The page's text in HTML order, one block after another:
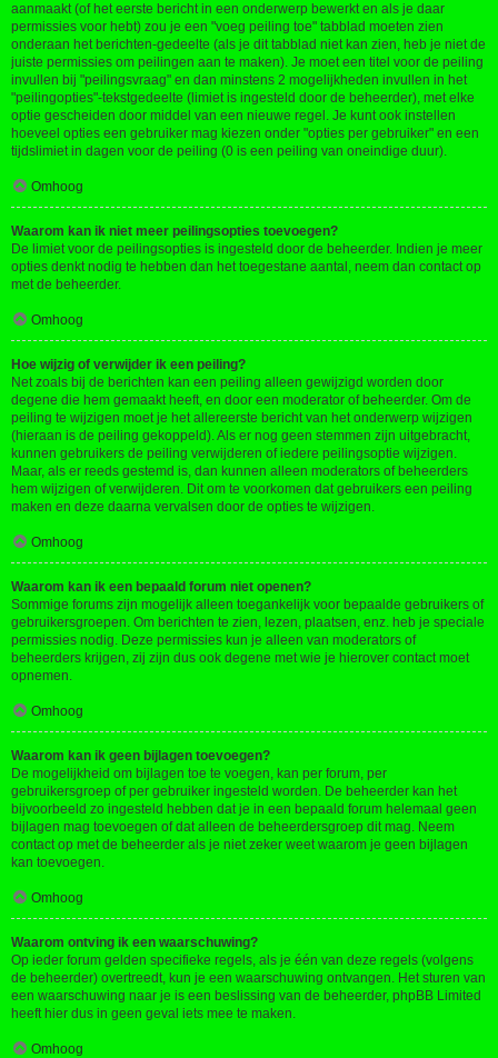
aanmaakt (of het eerste bericht in een onderwerp bewerkt en als je daar
permissies voor hebt) zou je een "voeg peiling toe" tabblad moeten zien
onderaan het berichten-gedeelte (als je dit tabblad niet kan zien, heb je niet de
juiste permissies om peilingen aan te maken). Je moet een titel voor de peiling
invullen bij "peilingsvraag" en dan minstens 2 mogelijkheden invullen in het
"peilingopties"-tekstgedeelte (limiet is ingesteld door de beheerder), met elke
optie gescheiden door middel van een nieuwe regel. Je kunt ook instellen
hoeveel opties een gebruiker mag kiezen onder "opties per gebruiker" en een
tijdslimiet in dagen voor de peiling (0 is een peiling van oneindige duur).
Omhoog
Waarom kan ik niet meer peilingsopties toevoegen?
De limiet voor de peilingsopties is ingesteld door de beheerder. Indien je meer
opties denkt nodig te hebben dan het toegestane aantal, neem dan contact op
met de beheerder.
Omhoog
Hoe wijzig of verwijder ik een peiling?
Net zoals bij de berichten kan een peiling alleen gewijzigd worden door
degene die hem gemaakt heeft, en door een moderator of beheerder. Om de
peiling te wijzigen moet je het allereerste bericht van het onderwerp wijzigen
(hieraan is de peiling gekoppeld). Als er nog geen stemmen zijn uitgebracht,
kunnen gebruikers de peiling verwijderen of iedere peilingsoptie wijzigen.
Maar, als er reeds gestemd is, dan kunnen alleen moderators of beheerders
hem wijzigen of verwijderen. Dit om te voorkomen dat gebruikers een peiling
maken en deze daarna vervalsen door de opties te wijzigen.
Omhoog
Waarom kan ik een bepaald forum niet openen?
Sommige forums zijn mogelijk alleen toegankelijk voor bepaalde gebruikers of
gebruikersgroepen. Om berichten te zien, lezen, plaatsen, enz. heb je speciale
permissies nodig. Deze permissies kun je alleen van moderators of
beheerders krijgen, zij zijn dus ook degene met wie je hierover contact moet
opnemen.
Omhoog
Waarom kan ik geen bijlagen toevoegen?
De mogelijkheid om bijlagen toe te voegen, kan per forum, per
gebruikersgroep of per gebruiker ingesteld worden. De beheerder kan het
bijvoorbeeld zo ingesteld hebben dat je in een bepaald forum helemaal geen
bijlagen mag toevoegen of dat alleen de beheerdersgroep dit mag. Neem
contact op met de beheerder als je niet zeker weet waarom je geen bijlagen
kan toevoegen.
Omhoog
Waarom ontving ik een waarschuwing?
Op ieder forum gelden specifieke regels, als je één van deze regels (volgens
de beheerder) overtreedt, kun je een waarschuwing ontvangen. Het sturen van
een waarschuwing naar je is een beslissing van de beheerder, phpBB Limited
heeft hier dus in geen geval iets mee te maken.
Omhoog